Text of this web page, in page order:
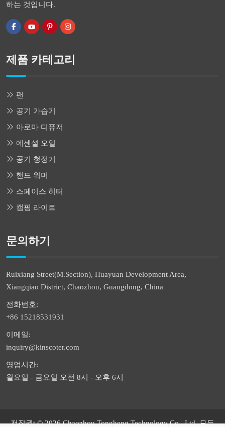
하는 것입니다.
제품 카테고리
팬
공기 가습기
아로마 디퓨저
에센셜 오일
공기 청정기
핸드 워머
스페이스 히터
캠핑 라이트
문의하기
Ruixiang Street(M.Section), Huayuan Development Area,
Xiangqiao District, Chaozhou, Guangdong, China
전화번호:
+86 15218531931
이메일:
inquiry@kinscoter.com
영업시간:
월요일 - 금요일 오전 8시 - 오후 6시
저작권t © 2026 Chaozhou Tongheng Technology Co., Ltd. 모든